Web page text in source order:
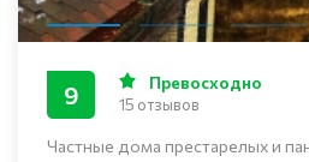
Частные дома престарелых и
9 Превосходно
15 отзывов